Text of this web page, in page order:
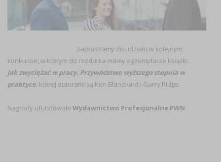
Zapraszamy do udziału w kolejnym
konkursie, w którym do rozdania mamy egzemplarze książki:
Jak zwyciężać w pracy. Przywództwo wyższego stopnia w
praktyce, której autorami są Ken Blanchard i Garry Ridge.
Nagrody ufundowało Wydawnictwo Profesjonalne PWN.